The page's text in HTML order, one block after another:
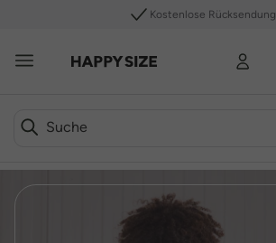
Kostenlose Rücksendung